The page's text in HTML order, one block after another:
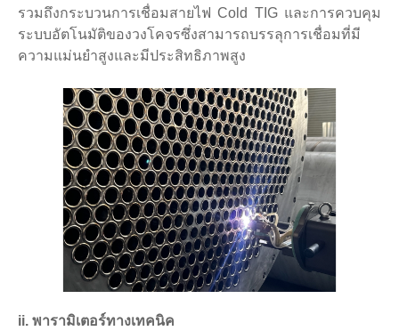
รวมถึงกระบวนการเชื่อมสายไฟ Cold TIG และการควบคุม
ระบบอัตโนมัติของวงโคจรซึ่งสามารถบรรลุการเชื่อมที่มี
ความแม่นยำสูงและมีประสิทธิภาพสูง
ii. พารามิเตอร์ทางเทคนิค